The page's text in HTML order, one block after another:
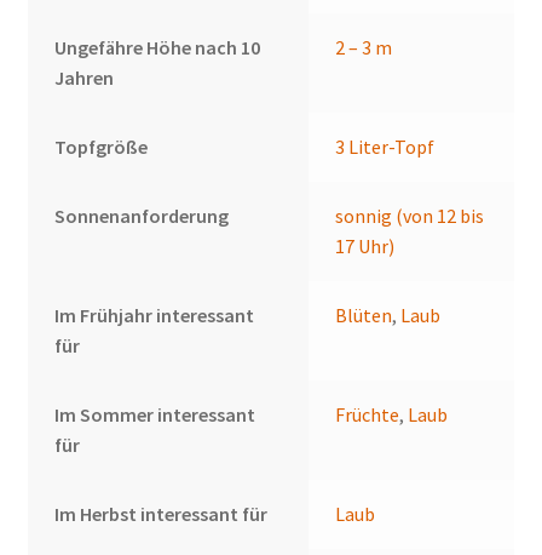
Ungefähre Höhe nach 10
Jahren
2 – 3 m
Topfgröße 3 Liter-Topf
Sonnenanforderung
sonnig (von 12 bis
17 Uhr)
Im Frühjahr interessant
für
Blüten, Laub
Im Sommer interessant
für
Früchte, Laub
Im Herbst interessant für Laub